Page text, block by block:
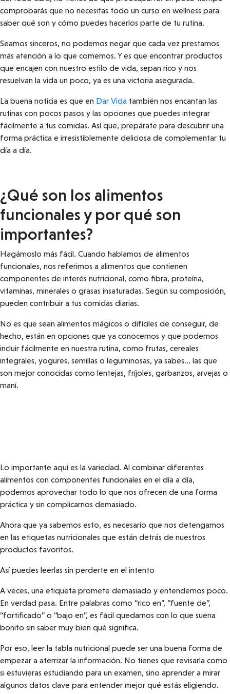
comprobarás que no necesitas todo un curso en wellness para
saber qué son y cómo puedes hacerlos parte de tu rutina.
Seamos sinceros, no podemos negar que cada vez prestamos
más atención a lo que comemos. Y es que encontrar productos
que encajen con nuestro estilo de vida, sepan rico y nos
resuelvan la vida un poco, ya es una victoria asegurada.
La buena noticia es que en Dar Vida también nos encantan las
rutinas con pocos pasos y las opciones que puedes integrar
fácilmente a tus comidas. Así que, prepárate para descubrir una
forma práctica e irresistiblemente deliciosa de complementar tu
día a día.
¿Qué son los alimentos
funcionales y por qué son
importantes?
Hagámoslo más fácil. Cuando hablamos de alimentos
funcionales, nos referimos a alimentos que contienen
componentes de interés nutricional, como fibra, proteína,
vitaminas, minerales o grasas insaturadas. Según su composición,
pueden contribuir a tus comidas diarias.
No es que sean alimentos mágicos o difíciles de conseguir, de
hecho, están en opciones que ya conocemos y que podemos
incluir fácilmente en nuestra rutina, como frutas, cereales
integrales, yogures, semillas o leguminosas, ya sabes… las que
son mejor conocidas como lentejas, fríjoles, garbanzos, arvejas o
maní.
Lo importante aquí es la variedad. Al combinar diferentes
alimentos con componentes funcionales en el día a día,
podemos aprovechar todo lo que nos ofrecen de una forma
práctica y sin complicarnos demasiado.
Ahora que ya sabemos esto, es necesario que nos detengamos
en las etiquetas nutricionales que están detrás de nuestros
productos favoritos.
Así puedes leerlas sin perderte en el intento
A veces, una etiqueta promete demasiado y entendemos poco.
En verdad pasa. Entre palabras como “rico en”, “fuente de”,
“fortificado” o “bajo en”, es fácil quedarnos con lo que suena
bonito sin saber muy bien qué significa.
Por eso, leer la tabla nutricional puede ser una buena forma de
empezar a aterrizar la información. No tienes que revisarla como
si estuvieras estudiando para un examen, sino aprender a mirar
algunos datos clave para entender mejor qué estás eligiendo.